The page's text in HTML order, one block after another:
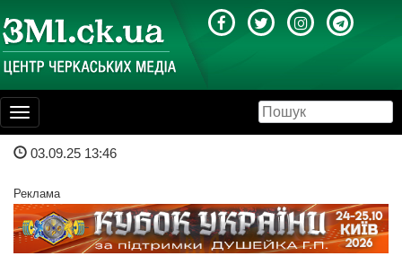
Toggle
navigation
03.09.25 13:46
Реклама